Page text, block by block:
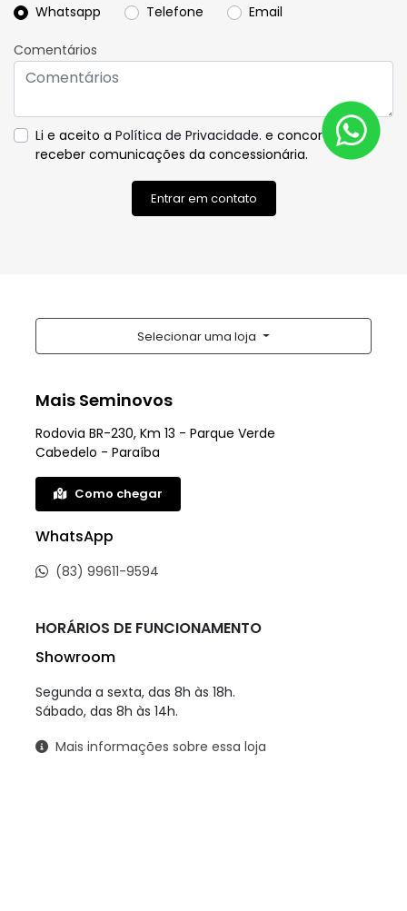
Whatsapp
Telefone Email
Comentários
Li e aceito a Política de Privacidade. e concordo em
receber comunicações da concessionária.
Entrar em contato
Selecionar uma loja
Mais Seminovos
Rodovia BR-230, Km 13 - Parque Verde
Cabedelo - Paraíba
Como chegar
WhatsApp
(83) 99611-9594
HORÁRIOS DE FUNCIONAMENTO
Showroom
Segunda a sexta, das 8h às 18h.
Sábado, das 8h às 14h.
Mais informações sobre essa loja